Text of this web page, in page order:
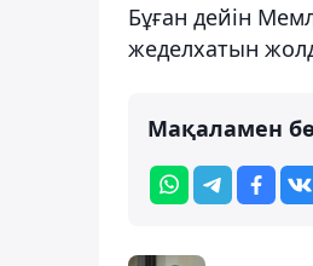
Бұған дейін
жеделхатын
Мақаламен